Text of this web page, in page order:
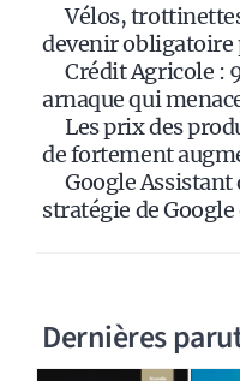
Vélos,
devenir obligatoire
Crédit Agricole :
arnaque qui
Les prix des
de fortement
Google
stratégie de
Dernières